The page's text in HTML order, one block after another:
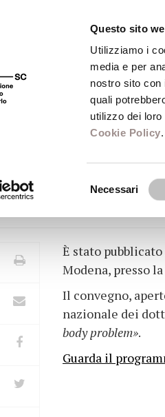
Questo sito
Utilizziamo i
media e per
nostro sito con
quali
utilizzo dei
Cookie Policy.
Necessari
400 Fondazione
il
È stato
Modena, presso
Il convegno,
nazionale dei
body problem».
Guarda il